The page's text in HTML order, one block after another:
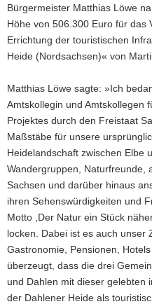
Bürgermeister Matthias Löwe
Höhe von 506.300 Euro für das
Errichtung der touristischen
Heide (Nordsachsen)« von
Matthias Löwe sagte: »Ich
Amtskollegin und Amtskollegen
Projektes durch den Freistaat
Maßstäbe für unsere
Heidelandschaft zwischen Elbe
Wandergruppen, Naturfreunde,
Sachsen und darüber hinaus
ihren Sehenswürdigkeiten und
Motto ,Der Natur ein Stück
locken. Dabei ist es auch unser
Gastronomie, Pensionen,
überzeugt, dass die drei
und Dahlen mit dieser gelebten
der Dahlener Heide als